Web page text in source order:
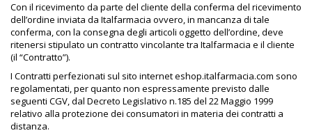
Con il ricevimento da parte del cliente della conferma del ricevimento
dell’ordine inviata da Italfarmacia ovvero, in mancanza di tale
conferma, con la consegna degli articoli oggetto dell’ordine, deve
ritenersi stipulato un contratto vincolante tra Italfarmacia e il cliente
(il “Contratto”).
I Contratti perfezionati sul sito internet eshop.italfarmacia.com sono
regolamentati, per quanto non espressamente previsto dalle
seguenti CGV, dal Decreto Legislativo n.185 del 22 Maggio 1999
relativo alla protezione dei consumatori in materia dei contratti a
distanza.